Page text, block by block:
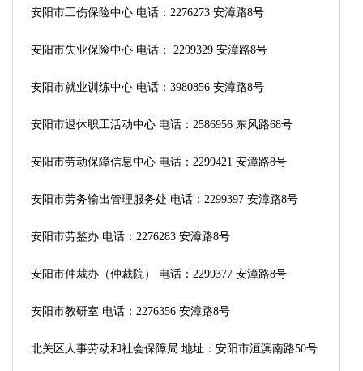
安阳市工伤保险中心 电话：2276273 安漳路8号
安阳市失业保险中心 电话： 2299329 安漳路8号
安阳市就业训练中心 电话：3980856 安漳路8号
安阳市退休职工活动中心 电话：2586956 东风路68号
安阳市劳动保障信息中心 电话：2299421 安漳路8号
安阳市劳务输出管理服务处 电话：2299397 安漳路8号
安阳市劳鉴办 电话：2276283 安漳路8号
安阳市仲裁办（仲裁院） 电话：2299377 安漳路8号
安阳市教研室 电话：2276356 安漳路8号
北关区人事劳动和社会保障局 地址：安阳市洹滨南路50号